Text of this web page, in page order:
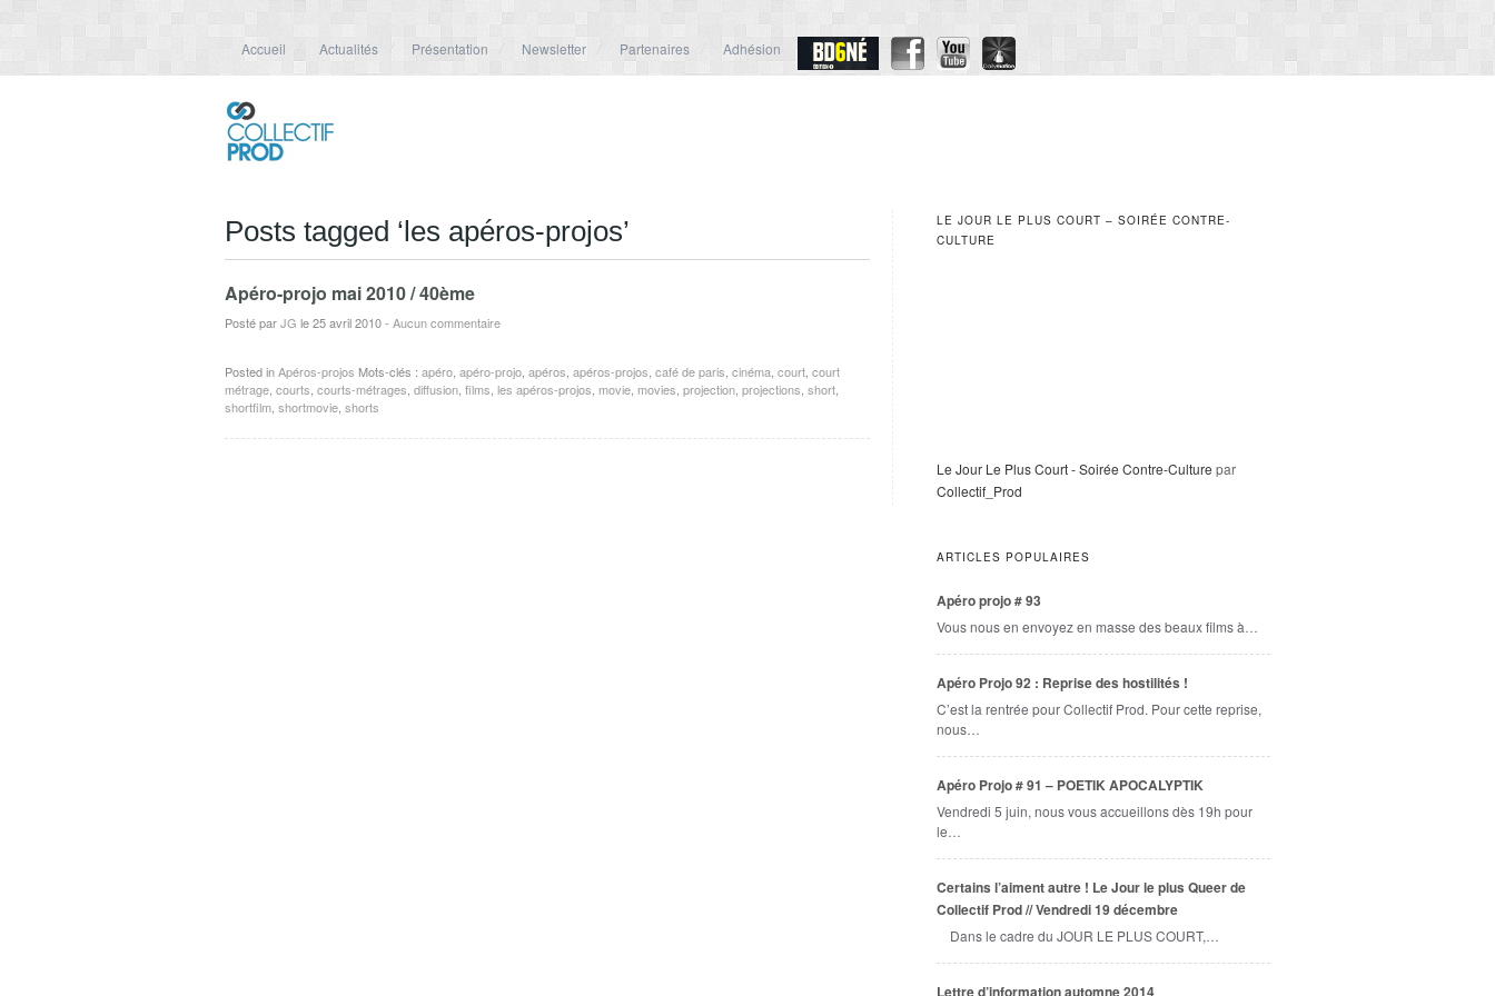
Accueil Actualités Présentation Newsletter Partenaires Adhésion
Posts tagged ‘les apéros-projos’
Apéro-projo mai 2010 / 40ème
Posté parJG le 25 avril 2010- Aucun commentaire
Posted inApéros-projos Mots-clés : apéro apéro-projo apéros apéros-projos café de paris cinéma court court
métrage courts courts-métrages diffusion films les apéros-projos movie movies projection projections short
shortfilm shortmovie shorts
LE JOUR LE PLUS COURT – SOIRÉE CONTRE-
CULTURE
Le Jour Le Plus Court - Soirée Contre-Culture par
Collectif_Prod
ARTICLES POPULAIRES
Apéro projo # 93
Vous nous en envoyez en masse des beaux films à…
Apéro Projo 92 : Reprise des hostilités !
C’est la rentrée pour Collectif Prod. Pour cette reprise,
nous…
Apéro Projo # 91 – POETIK APOCALYPTIK
Vendredi 5 juin, nous vous accueillons dès 19h pour
le…
Certains l’aiment autre ! Le Jour le plus Queer de
Collectif Prod // Vendredi 19 décembre
Dans le cadre du JOUR LE PLUS COURT,…
Lettre d’information automne 2014